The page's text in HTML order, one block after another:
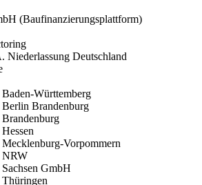
(Baufinanzierungsplattform)
Niederlassung Deutschland
Württemberg
Brandenburg
Vorpommern
NRW
GmbH